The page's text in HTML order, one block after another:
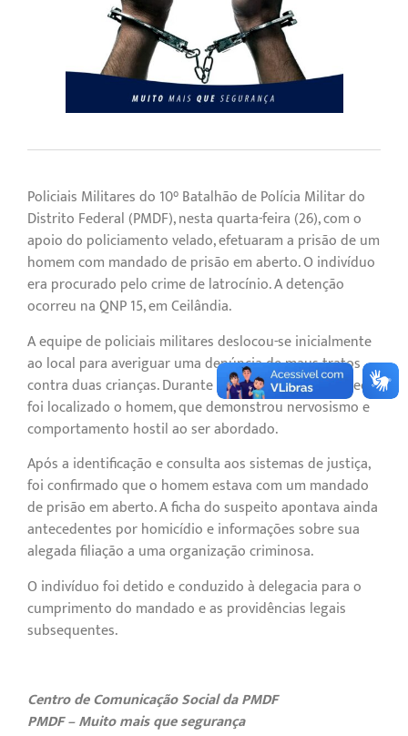
Policiais Militares do 10° Batalhão de Polícia Militar do
Distrito Federal (PMDF), nesta quarta-feira (26), com o
apoio do policiamento velado, efetuaram a prisão de um
homem com mandado de prisão em aberto. O indivíduo
era procurado pelo crime de latrocínio. A detenção
ocorreu na QNP 15, em Ceilândia.
A equipe de policiais militares deslocou-se inicialmente
ao local para averiguar uma denúncia de maus-tratos
contra duas crianças. Durante a verificação no endereço,
foi localizado o homem, que demonstrou nervosismo e
comportamento hostil ao ser abordado.
Após a identificação e consulta aos sistemas de justiça,
foi confirmado que o homem estava com um mandado
de prisão em aberto. A ficha do suspeito apontava ainda
antecedentes por homicídio e informações sobre sua
alegada filiação a uma organização criminosa.
O indivíduo foi detido e conduzido à delegacia para o
cumprimento do mandado e as providências legais
subsequentes.
Centro de Comunicação Social da PMDF
PMDF – Muito mais que segurança